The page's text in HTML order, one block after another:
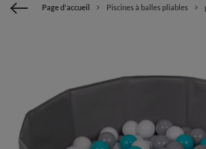
Page d'accueil Piscines à balles pliables